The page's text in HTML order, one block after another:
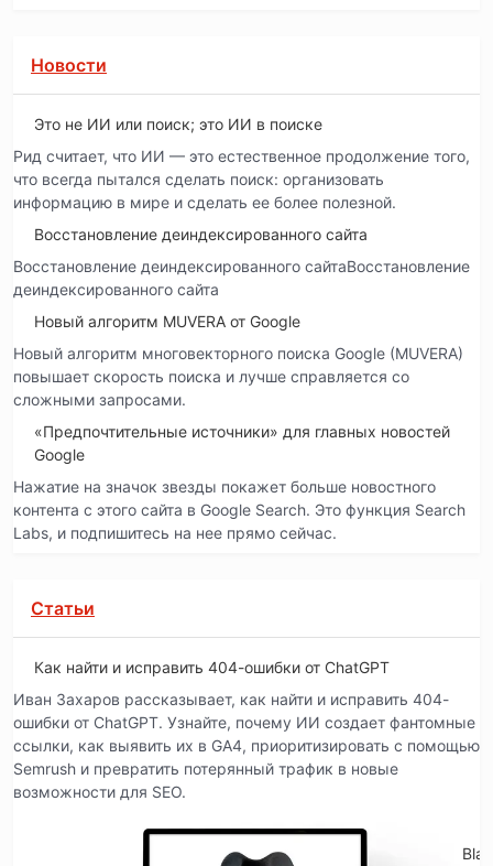
Новости
Это не ИИ или поиск; это ИИ в поиске
Рид считает, что ИИ — это естественное продолжение того,
что всегда пытался сделать поиск: организовать
информацию в мире и сделать ее более полезной.
Восстановление деиндексированного сайта
Восстановление деиндексированного сайтаВосстановление
деиндексированного сайта
Новый алгоритм MUVERA от Google
Новый алгоритм многовекторного поиска Google (MUVERA)
повышает скорость поиска и лучше справляется со
сложными запросами.
«Предпочтительные источники» для главных новостей
Google
Нажатие на значок звезды покажет больше новостного
контента с этого сайта в Google Search. Это функция Search
Labs, и подпишитесь на нее прямо сейчас.
Статьи
Как найти и исправить 404-ошибки от ChatGPT
Иван Захаров рассказывает, как найти и исправить 404-
ошибки от ChatGPT. Узнайте, почему ИИ создает фантомные
ссылки, как выявить их в GA4, приоритизировать с помощью
Semrush и превратить потерянный трафик в новые
возможности для SEO.